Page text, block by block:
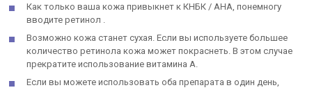
Как только ваша кожа привыкнет к КНБК / АНА, понемногу
вводите ретинол .
Возможно кожа станет сухая. Если вы используете большее
количество ретинола кожа может покраснеть. В этом случае
прекратите использование витамина А.
Если вы можете использовать оба препарата в один день,